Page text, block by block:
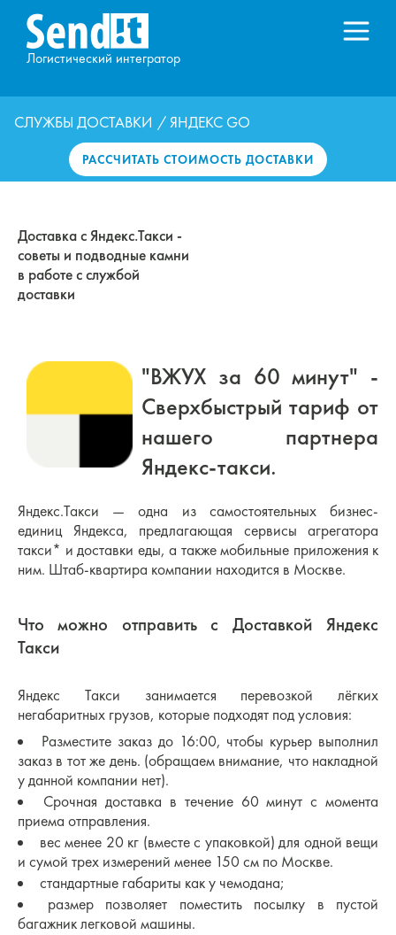
Логистический интегратор
СЛУЖБЫ ДОСТАВКИ / ЯНДЕКС GO
РАССЧИТАТЬ СТОИМОСТЬ ДОСТАВКИ
Доставка с Яндекс.Такси -
cоветы и подводные камни
в работе с службой
доставки
"ВЖУХ за 60 минут" -
Сверхбыстрый тариф от
нашего партнера
Яндекс-такси.
Яндекс.Такси — одна из самостоятельных бизнес-
единиц Яндекса, предлагающая сервисы агрегатора
такси* и доставки еды, а также мобильные приложения к
ним. Штаб-квартира компании находится в Москве.
Что можно отправить с Доставкой Яндекс
Такси
Яндекс Такси занимается перевозкой лёгких
негабаритных грузов, которые подходят под условия:
Разместите заказ до 16:00, чтобы курьер выполнил
заказ в тот же день. (обращаем внимание, что накладной
у данной компании нет).
Срочная доставка в течение 60 минут с момента
приема отправления.
вес менее 20 кг (вместе с упаковкой) для одной вещи
и сумой трех измерений менее 150 см по Москве.
стандартные габариты как у чемодана;
размер позволяет поместить посылку в пустой
багажник легковой машины.